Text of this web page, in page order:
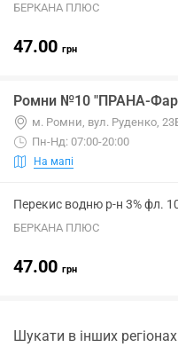
БЕРКАНА ПЛЮС
47.00 грн
Ромни №10 "ПРАНА-
м. Ромни, вул. Руденко,
Пн-Нд: 07:00-20:00
На мапі
Перекис водню р-н 3% фл.
БЕРКАНА ПЛЮС
47.00 грн
Шукати в інших регіонах